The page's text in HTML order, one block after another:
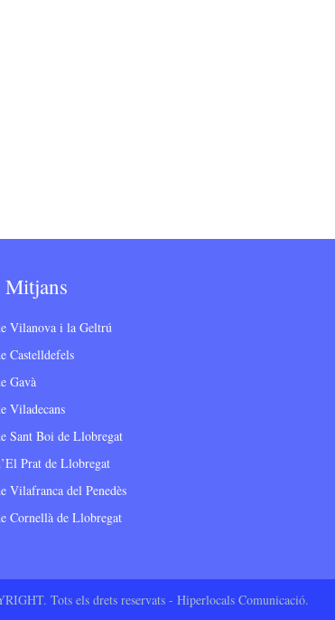
Vilanova i la Geltrú
Castelldefels
Gavà
Viladecans
Sant Boi de Llobregat
Prat de Llobregat
Vilafranca del Penedès
Cornellà de Llobregat
Tots els drets reservats - Hiperlocals Comunicació.